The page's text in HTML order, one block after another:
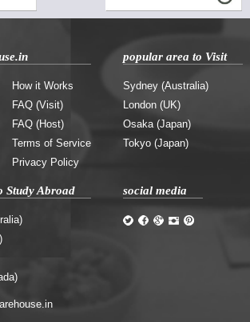
How it Works
FAQ (Visit)
FAQ (Host)
Terms of Service
Privacy Policy
popular area to Visit
Sydney (Australia)
London (UK)
Osaka (Japan)
Tokyo (Japan)
Study Abroad social media